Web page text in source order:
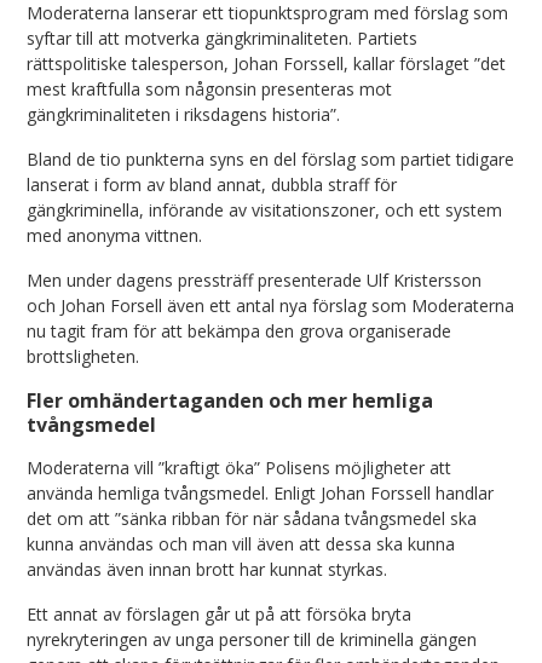
Moderaterna lanserar ett tiopunktsprogram med förslag som
syftar till att motverka gängkriminaliteten. Partiets
rättspolitiske talesperson, Johan Forssell, kallar förslaget ”det
mest kraftfulla som någonsin presenteras mot
gängkriminaliteten i riksdagens historia”.
Bland de tio punkterna syns en del förslag som partiet tidigare
lanserat i form av bland annat, dubbla straff för
gängkriminella, införande av visitationszoner, och ett system
med anonyma vittnen.
Men under dagens pressträff presenterade Ulf Kristersson
och Johan Forsell även ett antal nya förslag som Moderaterna
nu tagit fram för att bekämpa den grova organiserade
brottsligheten.
Fler omhändertaganden och mer hemliga
tvångsmedel
Moderaterna vill ”kraftigt öka” Polisens möjligheter att
använda hemliga tvångsmedel. Enligt Johan Forssell handlar
det om att ”sänka ribban för när sådana tvångsmedel ska
kunna användas och man vill även att dessa ska kunna
användas även innan brott har kunnat styrkas.
Ett annat av förslagen går ut på att försöka bryta
nyrekryteringen av unga personer till de kriminella gängen